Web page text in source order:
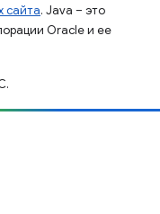
сайта. Java – это
Oracle и ее